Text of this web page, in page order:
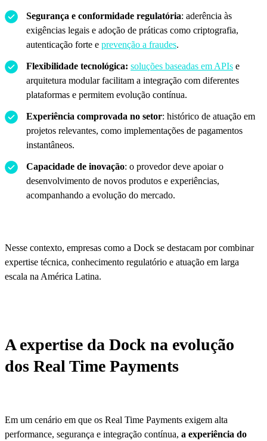
Segurança e conformidade regulatória: aderência às
exigências legais e adoção de práticas como criptografia,
autenticação forte e prevenção a fraudes.
Flexibilidade tecnológica: soluções baseadas em APIs e
arquitetura modular facilitam a integração com diferentes
plataformas e permitem evolução contínua.
Experiência comprovada no setor: histórico de atuação em
projetos relevantes, como implementações de pagamentos
instantâneos.
Capacidade de inovação: o provedor deve apoiar o
desenvolvimento de novos produtos e experiências,
acompanhando a evolução do mercado.
Nesse contexto, empresas como a Dock se destacam por combinar
expertise técnica, conhecimento regulatório e atuação em larga
escala na América Latina.
A expertise da Dock na evolução
dos Real Time Payments
Em um cenário em que os Real Time Payments exigem alta
performance, segurança e integração contínua, a experiência do